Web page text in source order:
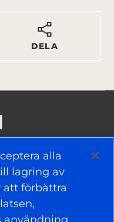
DELA
alla
lagring av
att förbättra